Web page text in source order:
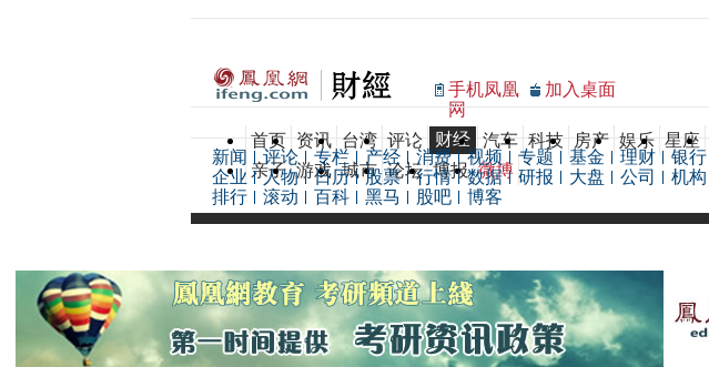
手机凤凰
网
加入桌面
首页 资讯 台湾 评论 财经 汽车 科技 房产 娱乐 星座
亲子 游戏 城市 论坛 博报 微博
新闻 评论 专栏 产经 消费 视频 专题 基金 理财 银行
企业
人物 日历 股票 行情 数据 研报 大盘 公司 机构
排行
滚动 百科 黑马 股吧 博客